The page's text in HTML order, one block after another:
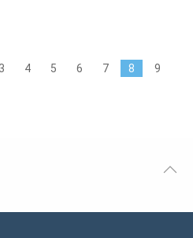
3 4 5 6 7 8
9